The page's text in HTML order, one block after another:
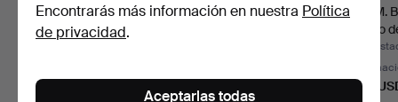
VIVIENNE
WESTWOOD. Gafas de
81 USD
GOYARD. Maleta de
MCM.
Bolso
185
Encontrarás más información en nuestra Política
de privacidad.
Aceptarlas todas